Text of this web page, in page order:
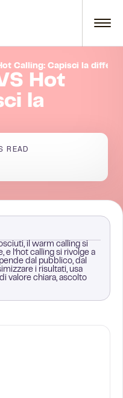
Calling: Capisci la
Hot
la
READ
il warm calling si
e l’hot calling si rivolge a
dal pubblico, dal
i risultati, usa
valore chiara, ascolto